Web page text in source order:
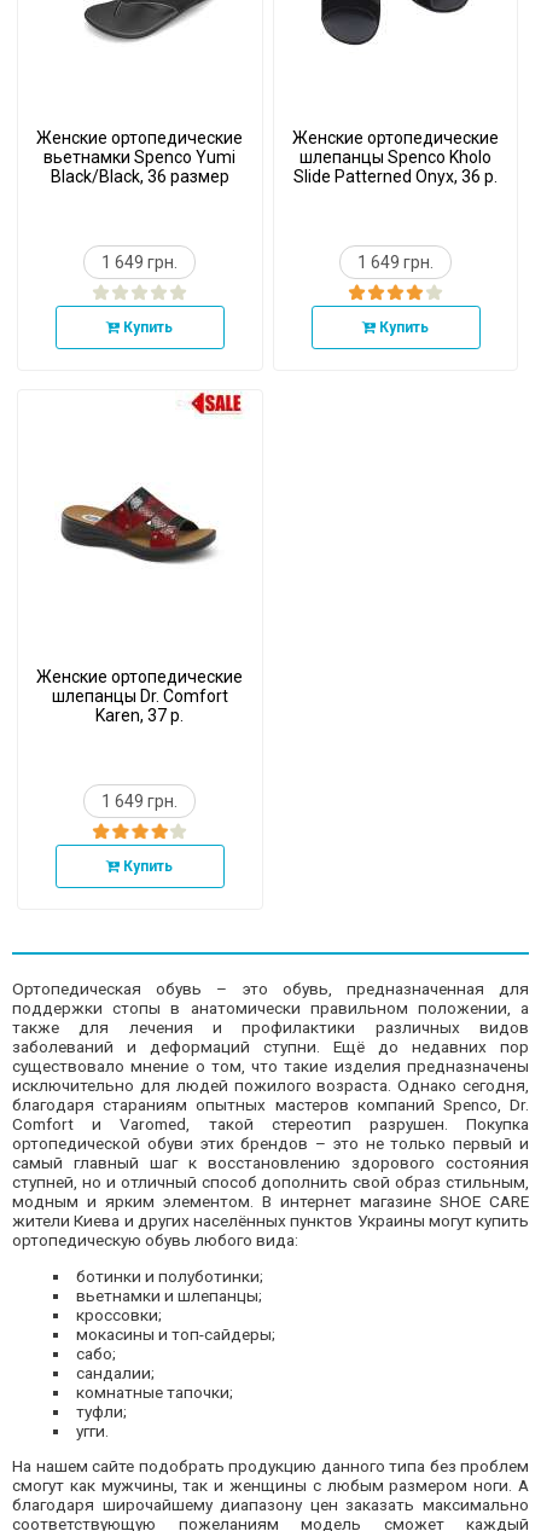
Женские ортопедические
вьетнамки Spenco Yumi
Black/Black, 36 размер
1 649 грн.
Купить
Женские ортопедические
шлепанцы Spenco Kholo
Slide Patterned Onyx, 36 р.
1 649 грн.
Купить
Женские ортопедические
шлепанцы Dr. Comfort
Karen, 37 р.
1 649 грн.
Купить
Ортопедическая обувь – это обувь, предназначенная для
поддержки стопы в анатомически правильном положении, а
также для лечения и профилактики различных видов
заболеваний и деформаций ступни. Ещё до недавних пор
существовало мнение о том, что такие изделия предназначены
исключительно для людей пожилого возраста. Однако сегодня,
благодаря стараниям опытных мастеров компаний Spenco, Dr.
Comfort и Varomed, такой стереотип разрушен. Покупка
ортопедической обуви этих брендов – это не только первый и
самый главный шаг к восстановлению здорового состояния
ступней, но и отличный способ дополнить свой образ стильным,
модным и ярким элементом. В интернет магазине SHOE CARE
жители Киева и других населённых пунктов Украины могут купить
ортопедическую обувь любого вида:
ботинки и полуботинки;
вьетнамки и шлепанцы;
кроссовки;
мокасины и топ-сайдеры;
сабо;
сандалии;
комнатные тапочки;
туфли;
угги.
На нашем сайте подобрать продукцию данного типа без проблем
смогут как мужчины, так и женщины с любым размером ноги. А
благодаря широчайшему диапазону цен заказать максимально
соответствующую пожеланиям модель сможет каждый